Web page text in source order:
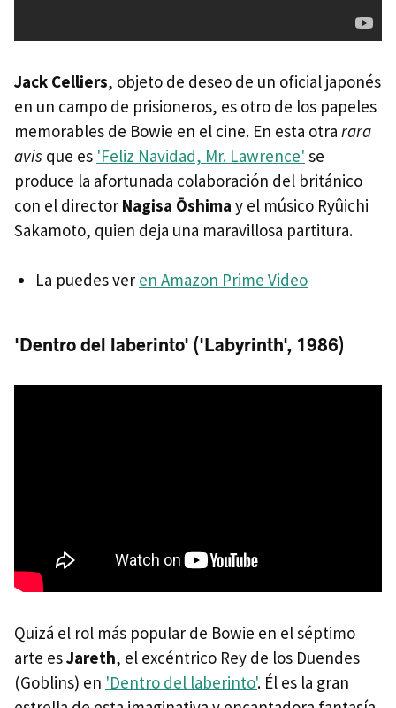
Jack Celliers, objeto de deseo de un oficial japonés
en un campo de prisioneros, es otro de los papeles
memorables de Bowie en el cine. En esta otra rara
avis que es 'Feliz Navidad, Mr. Lawrence' se
produce la afortunada colaboración del británico
con el director Nagisa Ōshima y el músico Ryûichi
Sakamoto, quien deja una maravillosa partitura.
La puedes ver en Amazon Prime Video
'Dentro del laberinto' ('Labyrinth', 1986)
Quizá el rol más popular de Bowie en el séptimo
arte esJareth, el excéntrico Rey de los Duendes
(Goblins) en 'Dentro del laberinto'. Él es la gran